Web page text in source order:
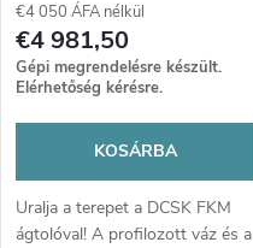
€4 050 ÁFA nélkül
€4 981,50
Gépi megrendelésre készült.
Elérhetőség kérésre.
KOSÁRBA
Uralja a terepet a DCSK FKM
ágtolóval! A profilozott váz és a